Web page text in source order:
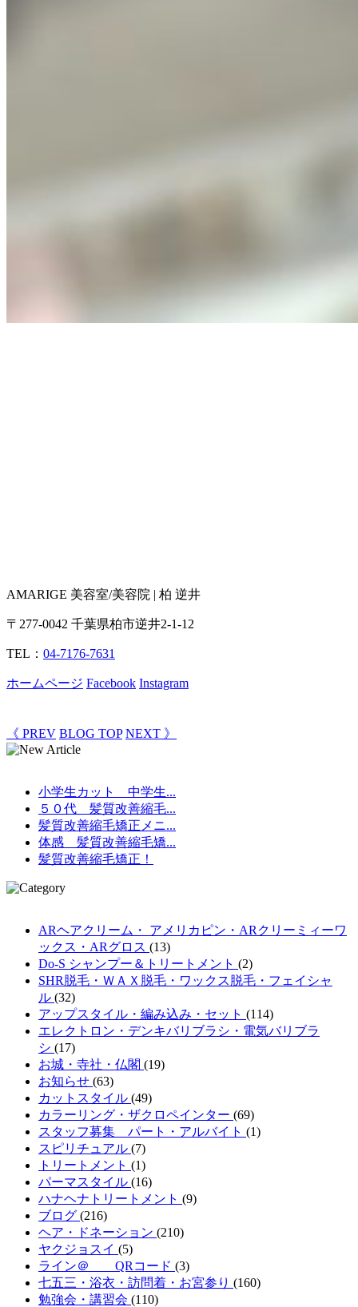
AMARIGE 美容室/美容院 | 柏 逆井
〒277-0042 千葉県柏市逆井2-1-12
TEL： 04-7176-7631
ホームページ Facebook Instagram
《 PREV BLOG TOP NEXT 》
小学生カット 中学生...
５０代 髪質改善縮毛...
髪質改善縮毛矯正メニ...
体感 髪質改善縮毛矯...
髪質改善縮毛矯正！
ARヘアクリーム・ アメリカピン・ARクリーミィーワ
ックス・ARグロス (13)
Do-S シャンプー＆トリートメント (2)
SHR脱毛・ＷＡＸ脱毛・ワックス脱毛・フェイシャ
ル (32)
アップスタイル・編み込み・セット (114)
エレクトロン・デンキバリブラシ・電気バリブラ
シ (17)
お城・寺社・仏閣 (19)
お知らせ (63)
カットスタイル (49)
カラーリング・ザクロペインター (69)
スタッフ募集 パート・アルバイト (1)
スピリチュアル (7)
トリートメント (1)
パーマスタイル (16)
ハナヘナトリートメント (9)
ブログ (216)
ヘア・ドネーション (210)
ヤクジョスイ (5)
ライン＠ QRコード (3)
七五三・浴衣・訪問着・お宮参り (160)
勉強会・講習会 (110)